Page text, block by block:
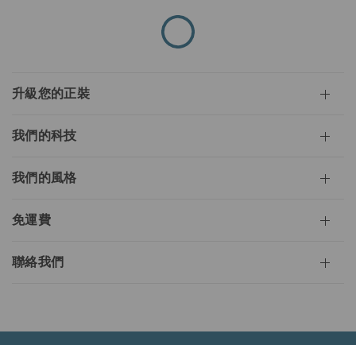
升級您的正裝
我們的科技
我們的風格
免運費
聯絡我們